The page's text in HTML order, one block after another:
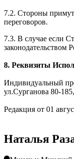
7.2. Стороны
переговоров.
7.3. В случае если
законодательством
8. Реквизиты
Индивидуальный
ул.Сурганова 80-
Редакция от 01
Наталья